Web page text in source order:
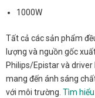
1000W
Tất cả các sản phẩm
lượng và nguồn gốc
Philips/Epistar và driver
mang đến ánh sáng
với môi trường. Tìm